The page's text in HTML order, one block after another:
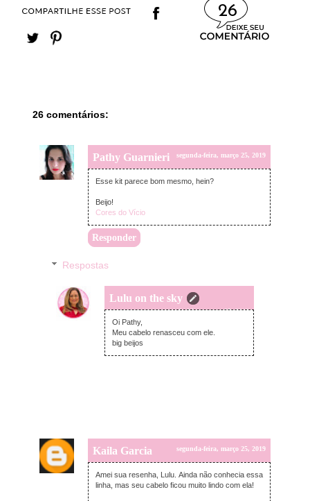
26
26 comentários:
Pathy Guarnieri segunda-feira, março 25, 2019
Esse kit parece bom mesmo, hein?
Beijo!
Cores do Vício
Responder
Respostas
Lulu on the sky
segunda-feira, março 25, 2019
Oi Pathy,
Meu cabelo renasceu com ele.
big beijos
Kaila Garcia segunda-feira, março 25, 2019
Amei sua resenha, Lulu. Ainda não conhecia essa
linha, mas seu cabelo ficou muito lindo com ela!